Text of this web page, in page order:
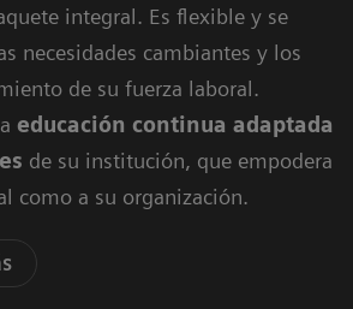
integral. Es flexible y se
necesidades cambiantes y los
de su fuerza laboral.
educación continua adaptada
de su institución, que empodera
como a su organización.